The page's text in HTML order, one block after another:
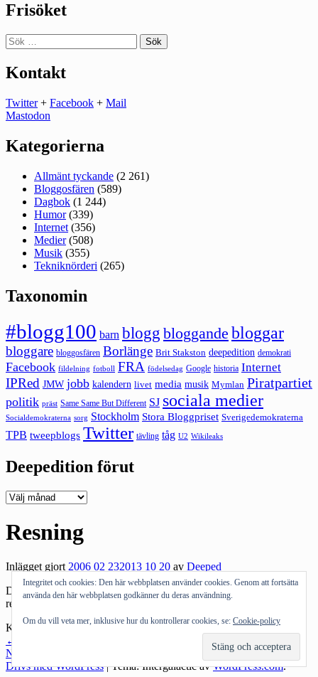
Frisöket
Sök
efter:
Kontakt
Twitter+ Facebook + Mail
Mastodon
Kategorierna
Allmänt tyckande (2 261)
Bloggosfären (589)
Dagbok (1 244)
Humor(339)
Internet (356)
Medier(508)
Musik (355)
Tekniknörderi (265)
Taxonomin
#blogg100 barn blogg bloggande bloggar
bloggare bloggosfären Borlänge Brit Stakston deepedition demokrati
Facebook fildelning fotboll FRA födelsedag Google historia Internet
IPRed JMW jobb kalendern livet media musik Mymlan Piratpartiet
politik präst Same Same But Different SJ sociala medier
Socialdemokraterna sorg Stockholm Stora Bloggpriset Sverigedemokraterna
TPB tweepblogs Twitter tävling tåg U2 Wikileaks
Deepedition förut
Deepedition
Resning
Inlägget gjort2006 02 232013 10 20 av Deeped
Det här är strongt gjort. Jag hoppas att jag har samma moraliska
resning som
flasknosen
Kategorier:Allmänt tyckande
Inläggsnavigering
←
Nästa inlägg
Drivs med WordPress |Tema: Intergalactic avWordPress.com.
Integritet och cookies: Den här webbplatsen använder cookies. Genom att fortsätta
använda den här webbplatsen godkänner du deras användning.
Om du vill veta mer, inklusive hur du kontrollerar cookies, se: Cookie-policy